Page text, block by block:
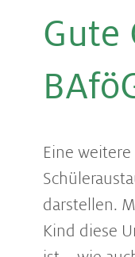
Gute
Eine
darstellen.
Kind diese